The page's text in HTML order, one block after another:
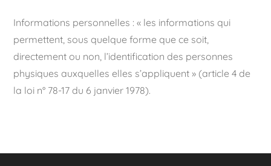
Informations personnelles : « les informations qui
permettent, sous quelque forme que ce soit,
directement ou non, l’identification des personnes
physiques auxquelles elles s’appliquent » (article 4 de
la loi n° 78-17 du 6 janvier 1978).